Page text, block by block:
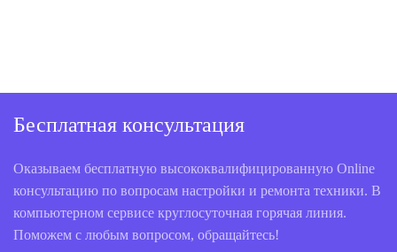
Бесплатная консультация
Оказываем бесплатную высококвалифицированную Online
консультацию по вопросам настройки и ремонта техники. В
компьютерном сервисе круглосуточная горячая линия.
Поможем с любым вопросом, обращайтесь!